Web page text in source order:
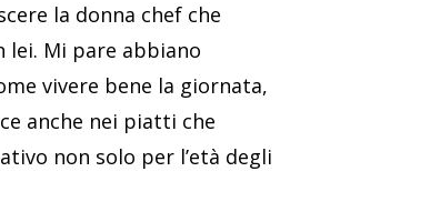
la donna chef che
lei. Mi pare abbiano
vivere bene la giornata,
anche nei piatti che
non solo per l’età degli